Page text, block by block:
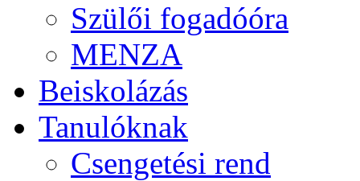
Szülői fogadóóra
MENZA
Beiskolázás
Tanulóknak
Csengetési rend